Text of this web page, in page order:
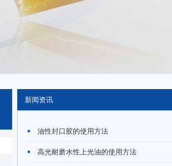
新闻资讯
油性封口胶的使用方法
高光耐磨水性上光油的使用方法